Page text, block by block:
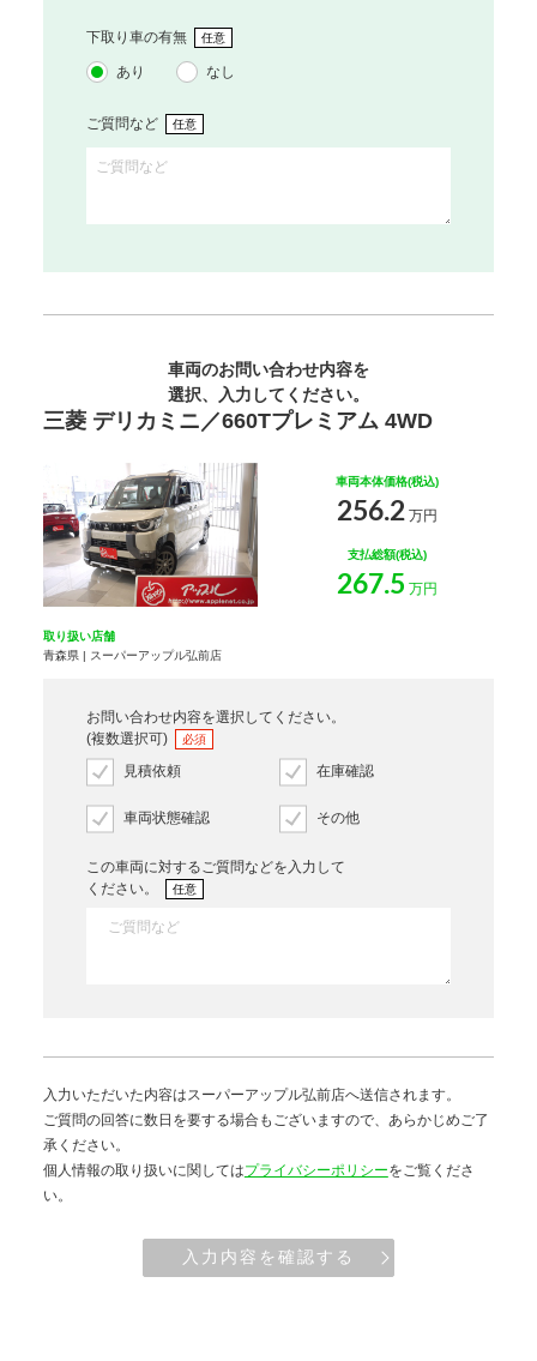
下取り車の有無 任意
あり なし
ご質問など 任意
車両のお問い合わせ内容を
選択、入力してください。
三菱 デリカミニ／660Tプレミアム 4WD
車両本体価格(税込)
256.2万円
支払総額(税込)
267.5 万円
取り扱い店舗
青森県 | スーパーアップル弘前店
お問い合わせ内容を選択してください。
(複数選択可)
必須
見積依頼 在庫確認
車両状態確認 その他
この車両に対するご質問などを入力して
ください。
任意
入力いただいた内容はスーパーアップル弘前店へ送信されます。
ご質問の回答に数日を要する場合もございますので、あらかじめご了
承ください。
個人情報の取り扱いに関してはプライバシーポリシーをご覧くださ
い。
入力内容を確認する